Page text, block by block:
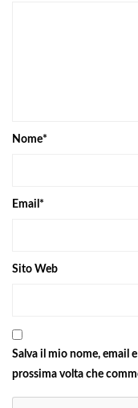
Nome*
Email *
Sito Web
Salva il mio nome, email
prossima volta che